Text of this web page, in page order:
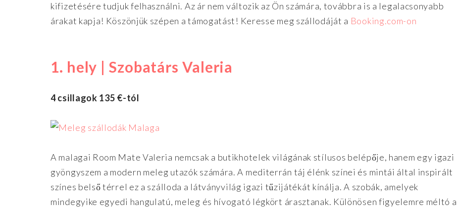
kifizetésére tudjuk felhasználni. Az ár nem változik az Ön számára, továbbra is a legalacsonyabb
árakat kapja! Köszönjük szépen a támogatást! Keresse meg szállodáját a Booking.com-on
1. hely | Szobatárs Valeria
4 csillagok 135 €-tól
A malagai Room Mate Valeria nemcsak a butikhotelek világának stílusos belépője, hanem egy igazi
gyöngyszem a modern meleg utazók számára. A mediterrán táj élénk színei és mintái által inspirált
színes belső térrel ez a szálloda a látványvilág igazi tűzijátékát kínálja. A szobák, amelyek
mindegyike egyedi hangulatú, meleg és hívogató légkört árasztanak. Különösen figyelemre méltó a